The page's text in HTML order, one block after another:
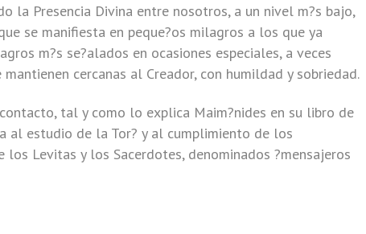
la Presencia Divina entre nosotros, a un nivel m?s bajo,
se manifiesta en peque?os milagros a los que ya
m?s se?alados en ocasiones especiales, a veces
cercanas al Creador, con humildad y sobriedad.
tal y como lo explica Maim?nides en su libro de
al estudio de la Tor? y al cumplimiento de los
Levitas y los Sacerdotes, denominados ?mensajeros